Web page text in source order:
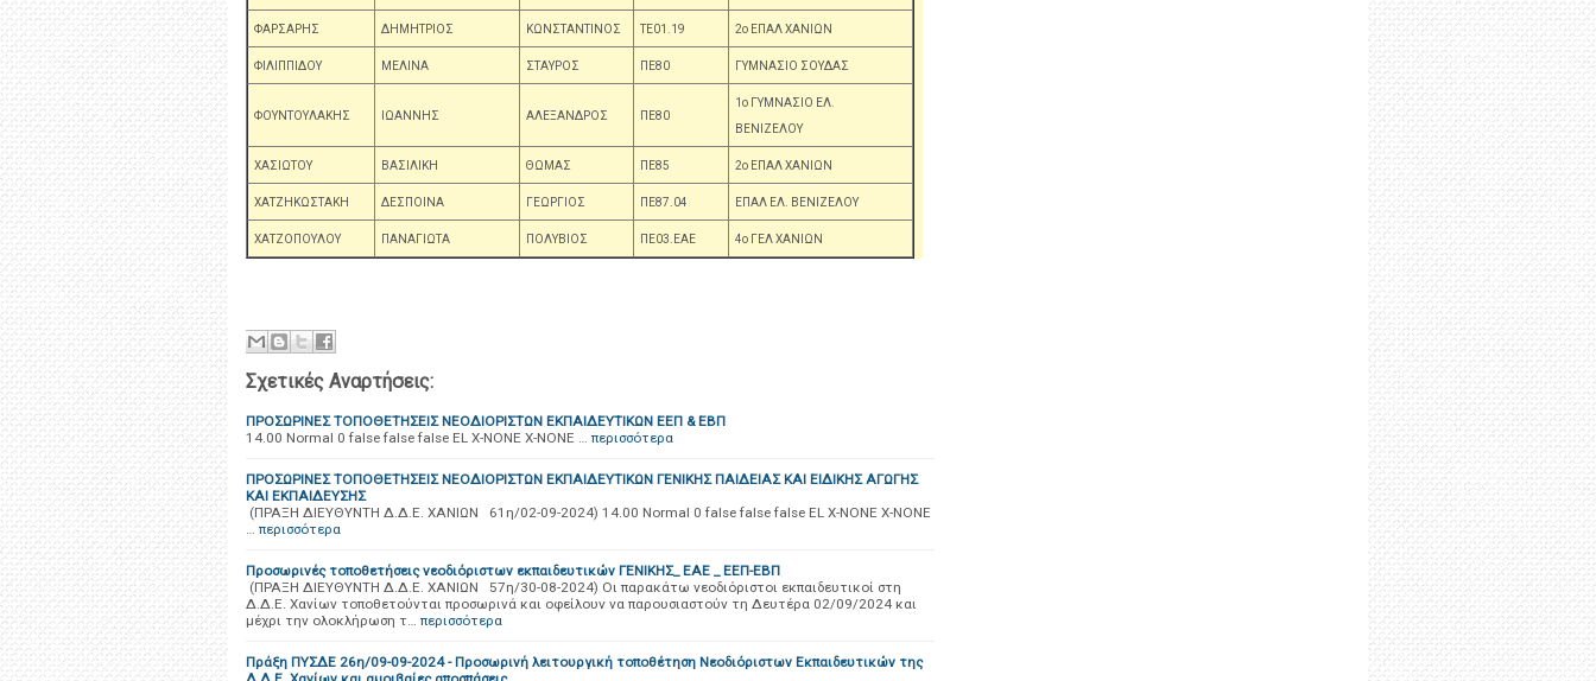
ΦΑΡΣΑΡΗΣ ΔΗΜΗΤΡΙΟΣ ΚΩΝΣΤΑΝΤΙΝΟΣ ΤΕ01.19 2ο ΕΠΑΛ ΧΑΝΙΩΝ
ΦΙΛΙΠΠΙΔΟΥ ΜΕΛΙΝΑ ΣΤΑΥΡΟΣ ΠΕ80 ΓΥΜΝΑΣΙΟ ΣΟΥΔΑΣ
ΦΟΥΝΤΟΥΛΑΚΗΣ ΙΩΑΝΝΗΣ ΑΛΕΞΑΝΔΡΟΣ ΠΕ80
1ο ΓΥΜΝΑΣΙΟ ΕΛ.
ΒΕΝΙΖΕΛΟΥ
ΧΑΣΙΩΤΟΥ ΒΑΣΙΛΙΚΗ ΘΩΜΑΣ ΠΕ85 2ο ΕΠΑΛ ΧΑΝΙΩΝ
ΧΑΤΖΗΚΩΣΤΑΚΗ ΔΕΣΠΟΙΝΑ ΓΕΩΡΓΙΟΣ ΠΕ87.04 ΕΠΑΛ ΕΛ. ΒΕΝΙΖΕΛΟΥ
ΧΑΤΖΟΠΟΥΛΟΥ ΠΑΝΑΓΙΩΤΑ ΠΟΛΥΒΙΟΣ ΠΕ03.ΕΑΕ 4ο ΓΕΛ ΧΑΝΙΩΝ
Σχετικές Αναρτήσεις:
ΠΡΟΣΩΡΙΝΕΣ ΤΟΠΟΘΕΤΗΣΕΙΣ ΝΕΟΔΙΟΡΙΣΤΩΝ ΕΚΠΑΙΔΕΥΤΙΚΩΝ ΕΕΠ & ΕΒΠ
14.00 Normal 0 false false false EL X-NONE X-NONE … περισσότερα
ΠΡΟΣΩΡΙΝΕΣ ΤΟΠΟΘΕΤΗΣΕΙΣ ΝΕΟΔΙΟΡΙΣΤΩΝ ΕΚΠΑΙΔΕΥΤΙΚΩΝ ΓΕΝΙΚΗΣ ΠΑΙΔΕΙΑΣ ΚΑΙ ΕΙΔΙΚΗΣ ΑΓΩΓΗΣ
ΚΑΙ ΕΚΠΑΙΔΕΥΣΗΣ
(ΠΡΑΞΗ ΔΙΕΥΘΥΝΤΗ Δ.Δ.Ε. ΧΑΝΙΩΝ 61η/02-09-2024) 14.00 Normal 0 false false false EL X-NONE X-NONE
… περισσότερα
Προσωρινές τοποθετήσεις νεοδιόριστων εκπαιδευτικών ΓΕΝΙΚΗΣ_ ΕΑΕ _ ΕΕΠ-ΕΒΠ
(ΠΡΑΞΗ ΔΙΕΥΘΥΝΤΗ Δ.Δ.Ε. ΧΑΝΙΩΝ 57η/30-08-2024) Οι παρακάτω νεοδιόριστοι εκπαιδευτικοί στη
Δ.Δ.Ε. Χανίων τοποθετούνται προσωρινά και οφείλουν να παρουσιαστούν τη Δευτέρα 02/09/2024 και
μέχρι την ολοκλήρωση τ… περισσότερα
Πράξη ΠΥΣΔΕ 26η/09-09-2024 - Προσωρινή λειτουργική τοποθέτηση Νεοδιόριστων Εκπαιδευτικών της